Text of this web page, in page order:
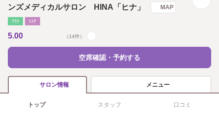
ンズメディカルサロン HINA「ヒナ」
MAP
ﾘﾗｸ ｴｽﾃ
5.00 （14件）
空席確認・予約する
サロン情報 メニュー
トップ スタッフ 口コミ